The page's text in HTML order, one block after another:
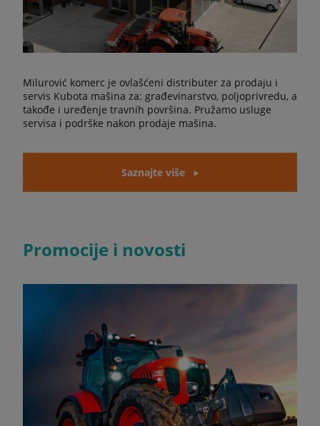
Milurović komerc je ovlašćeni distributer za prodaju i
servis Kubota mašina za: građevinarstvo, poljoprivredu, a
takođe i uređenje travnih površina. Pružamo usluge
servisa i podrške nakon prodaje mašina.
Saznajte više
Promocije i novosti